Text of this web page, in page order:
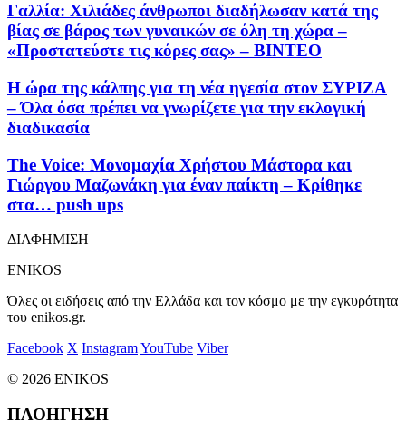
Γαλλία: Χιλιάδες άνθρωποι διαδήλωσαν κατά της
βίας σε βάρος των γυναικών σε όλη τη χώρα –
«Προστατεύστε τις κόρες σας» – ΒΙΝΤΕΟ
Η ώρα της κάλπης για τη νέα ηγεσία στον ΣΥΡΙΖΑ
– Όλα όσα πρέπει να γνωρίζετε για την εκλογική
διαδικασία
The Voice: Μονομαχία Χρήστου Μάστορα και
Γιώργου Μαζωνάκη για έναν παίκτη – Κρίθηκε
στα… push ups
ΔΙΑΦΗΜΙΣΗ
ENIKOS
Όλες οι ειδήσεις από την Ελλάδα και τον κόσμο με την εγκυρότητα
του enikos.gr.
Facebook X InstagramYouTube Viber
© 2026 ENIKOS
ΠΛΟΗΓΗΣΗ